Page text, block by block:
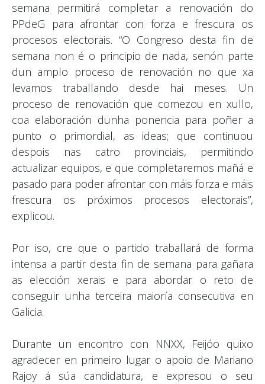
semana permitirá completar a renovación do
PPdeG para afrontar con forza e frescura os
procesos electorais. “O Congreso desta fin de
semana non é o principio de nada, senón parte
dun amplo proceso de renovación no que xa
levamos traballando desde hai meses. Un
proceso de renovación que comezou en xullo,
coa elaboración dunha ponencia para poñer a
punto o primordial, as ideas; que continuou
despois nas catro provinciais, permitindo
actualizar equipos, e que completaremos mañá e
pasado para poder afrontar con máis forza e máis
frescura os próximos procesos electorais”,
explicou.
Por iso, cre que o partido traballará de forma
intensa a partir desta fin de semana para gañara
as elección xerais e para abordar o reto de
conseguir unha terceira maioría consecutiva en
Galicia.
Durante un encontro con NNXX, Feijóo quixo
agradecer en primeiro lugar o apoio de Mariano
Rajoy á súa candidatura, e expresou o seu